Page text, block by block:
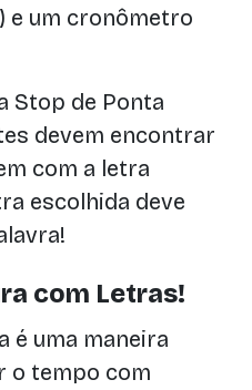
e um cronômetro
Stop de Ponta
devem encontrar
com a letra
escolhida deve
com Letras!
é uma maneira
o tempo com